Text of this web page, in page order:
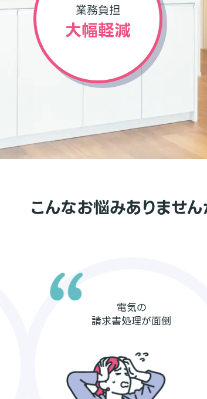
業務負担
大幅軽減
こんなお悩みありません
電気の
請求書処理が面倒